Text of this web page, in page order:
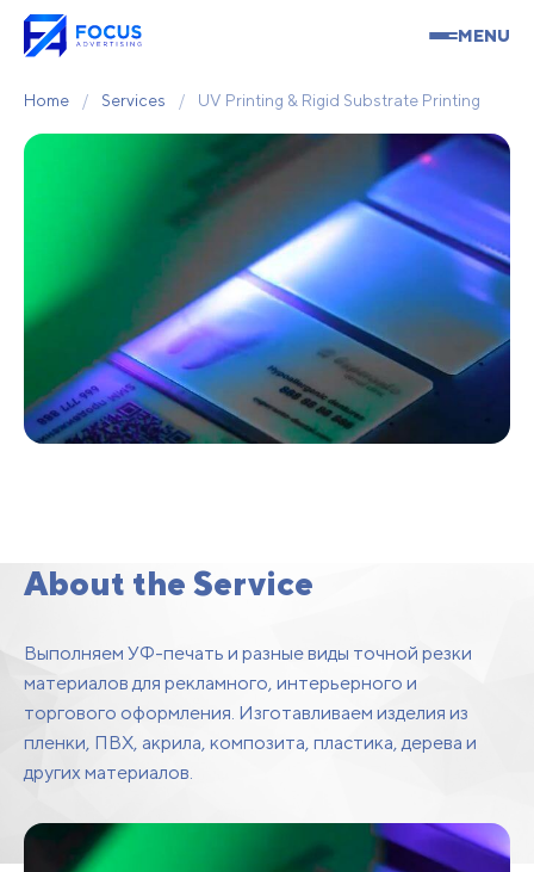
MENU
Home / Services / UV Printing & Rigid Substrate Printing
About the Service
Выполняем УФ-печать и разные виды точной резки
материалов для рекламного, интерьерного и
торгового оформления. Изготавливаем изделия из
пленки, ПВХ, акрила, композита, пластика, дерева и
других материалов.